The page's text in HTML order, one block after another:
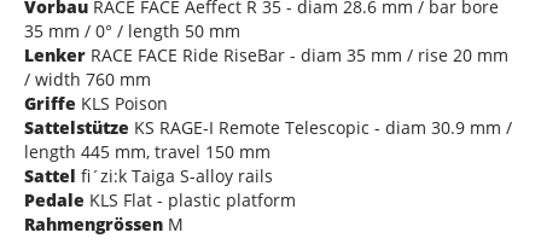
Vorbau RACE FACE Aeffect R 35 - diam 28.6 mm / bar bore
35 mm / 0° / length 50 mm
Lenker RACE FACE Ride RiseBar - diam 35 mm / rise 20 mm
/ width 760 mm
Griffe KLS Poison
Sattelstütze KS RAGE-I Remote Telescopic - diam 30.9 mm /
length 445 mm, travel 150 mm
Sattel fi´zi:k Taiga S-alloy rails
Pedale KLS Flat - plastic platform
Rahmengrössen M